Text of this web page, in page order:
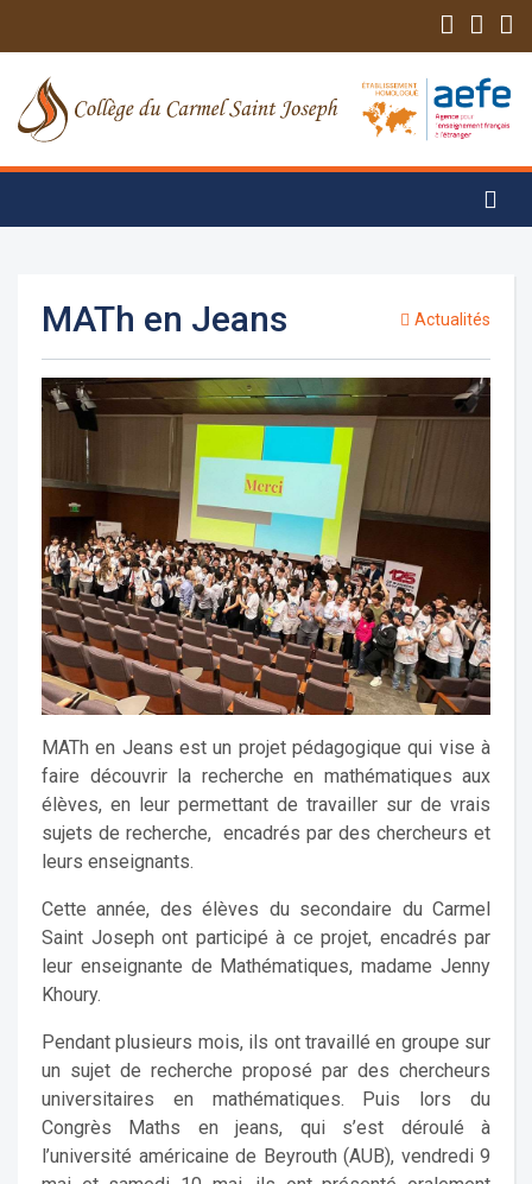
MATh en Jeans Actualités
MATh en Jeans est un projet pédagogique qui vise à
faire découvrir la recherche en mathématiques aux
élèves, en leur permettant de travailler sur de vrais
sujets de recherche, encadrés par des chercheurs et
leurs enseignants.
Cette année, des élèves du secondaire du Carmel
Saint Joseph ont participé à ce projet, encadrés par
leur enseignante de Mathématiques, madame Jenny
Khoury.
Pendant plusieurs mois, ils ont travaillé en groupe sur
un sujet de recherche proposé par des chercheurs
universitaires en mathématiques. Puis lors du
Congrès Maths en jeans, qui s’est déroulé à
l’université américaine de Beyrouth (AUB), vendredi 9